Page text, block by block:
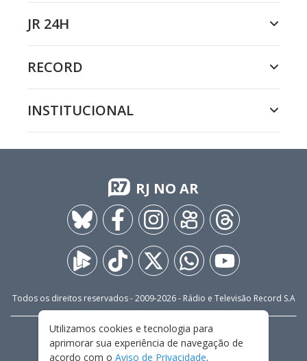
JR 24H
RECORD
INSTITUCIONAL
RJ NO AR
Todos os direitos reservados - 2009-2026- Rádio e Televisão Record S.A
FALE CONOSCO
PRIVACIDADE
TERMOS E CONDIÇÕES DE USO
Utilizamos cookies e tecnologia para
aprimorar sua experiência de navegação de
acordo com o Aviso de Privacidade.